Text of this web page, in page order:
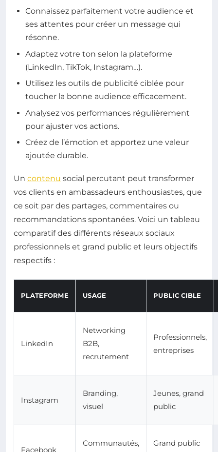
Connaissez parfaitement votre audience et
ses attentes pour créer un message qui
résonne.
Adaptez votre ton selon la plateforme
(LinkedIn, TikTok, Instagram…).
Utilisez les outils de publicité ciblée pour
toucher la bonne audience efficacement.
Analysez vos performances régulièrement
pour ajuster vos actions.
Créez de l’émotion et apportez une valeur
ajoutée durable.
Un contenu social percutant peut transformer
vos clients en ambassadeurs enthousiastes, que
ce soit par des partages, commentaires ou
recommandations spontanées. Voici un tableau
comparatif des différents réseaux sociaux
professionnels et grand public et leurs objectifs
respectifs :
PLATEFORME USAGE PUBLIC CIBLE
LinkedIn
Networking
B2B,
recrutement
Professionnels,
entreprises
Instagram
Branding,
visuel
Jeunes, grand
public
Facebook
Communautés,
Grand public